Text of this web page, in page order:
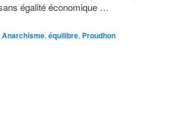
égalité économique …
Anarchisme, équilibre, Proudhon